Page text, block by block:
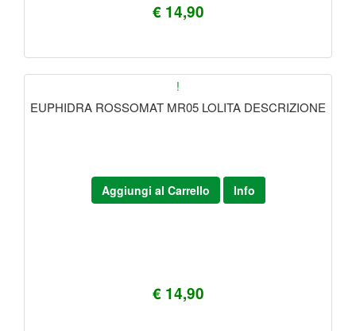
€ 14,90
!
EUPHIDRA ROSSOMAT MR05 LOLITA DESCRIZIONE
€ 14,90
Aggiungi al Carrello Info